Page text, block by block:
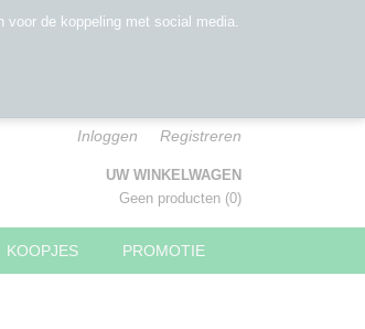
Inloggen Registreren
UW WINKELWAGEN
Geen producten (0)
KOOPJES PROMOTIE
de koppeling met social media.